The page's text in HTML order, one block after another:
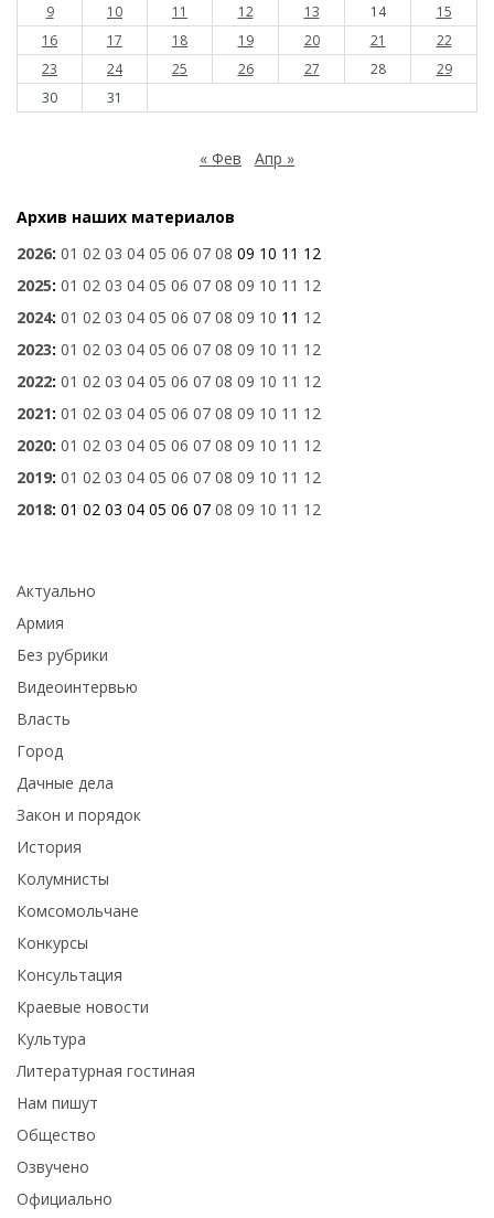
9
10 11 12 13 14
15
16
17 18 19 20 21
22
23
24 25 26 27 28
29
30
31
« Фев Апр »
Архив наших материалов
2026: 01 02 03 04 05 06 07 08 09 10 11 12
2025: 01 02 03 04 05 06 07 08 09 10 11 12
2024: 01 02 03 04 05 06 07 08 09 10 11 12
2023: 01 02 03 04 05 06 07 08 09 10 11 12
2022: 01 02 03 04 05 06 07 08 09 10 11 12
2021: 01 02 03 04 05 06 07 08 09 10 11 12
2020: 01 02 03 04 05 06 07 08 09 10 11 12
2019: 01 02 03 04 05 06 07 08 09 10 11 12
2018: 01 02 03 04 05 06 07 08 09 10 11 12
Актуально
Армия
Без рубрики
Видеоинтервью
Власть
Город
Дачные дела
Закон и порядок
История
Колумнисты
Комсомольчане
Конкурсы
Консультация
Краевые новости
Культура
Литературная гостиная
Нам пишут
Общество
Озвучено
Официально